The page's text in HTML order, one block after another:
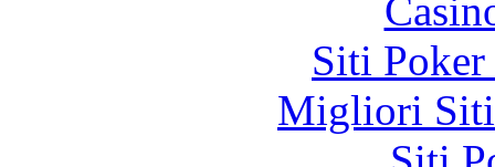
Siti
Migliori Siti